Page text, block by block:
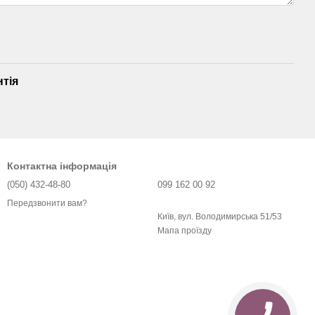
Контактна інформація
(050) 432-48-80
Передзвонити вам?
099 162 00 92
Київ, вул. Володимирська 51/53
Мапа проїзду